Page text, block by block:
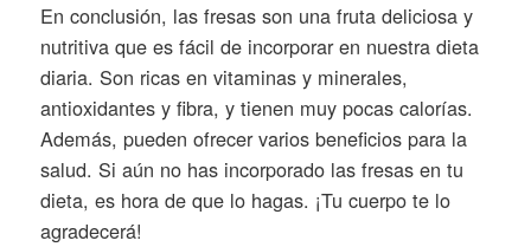
En conclusión, las fresas son una fruta deliciosa y
nutritiva que es fácil de incorporar en nuestra dieta
diaria. Son ricas en vitaminas y minerales,
antioxidantes y fibra, y tienen muy pocas calorías.
Además, pueden ofrecer varios beneficios para la
salud. Si aún no has incorporado las fresas en tu
dieta, es hora de que lo hagas. ¡Tu cuerpo te lo
agradecerá!